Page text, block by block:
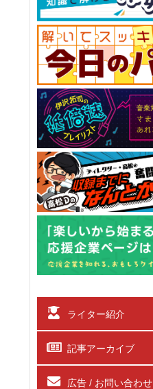
ライター紹介
記事アーカイブ
広告 / お問い合わせ